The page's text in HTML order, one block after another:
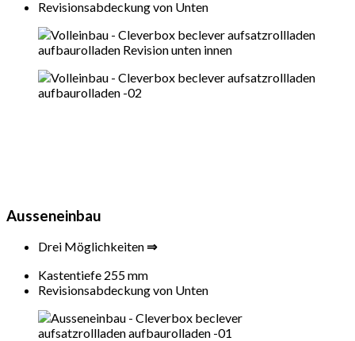
Revisionsabdeckung von Unten
Ausseneinbau
Drei Möglichkeiten ⇒
Kastentiefe 255 mm
Revisionsabdeckung von Unten